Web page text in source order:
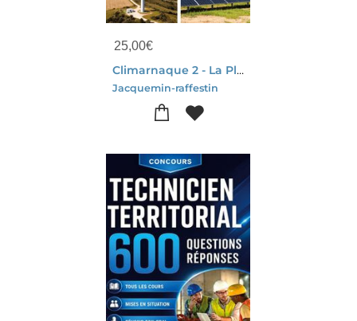
25,00€
Climarnaque 2 - La Plus Grande Escroquerie De L'histoire De L'umanite. - Illustrations, Couleur
Jacquemin-raffestin